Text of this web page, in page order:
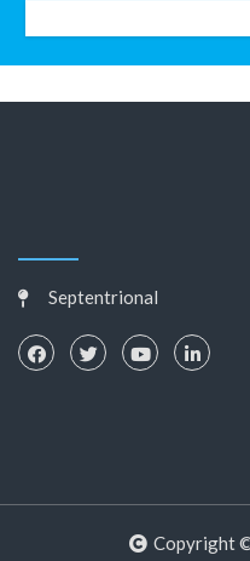
Septentrional
Copyright